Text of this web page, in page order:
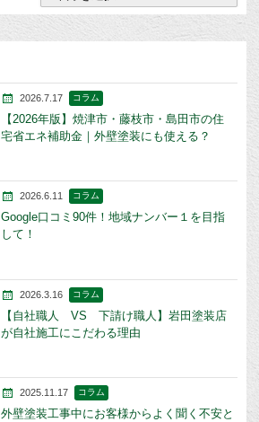
2026.7.17 コラム
【2026年版】焼津市・藤枝市・島田市の住
宅省エネ補助金｜外壁塗装にも使える？
2026.6.11 コラム
Google口コミ90件！地域ナンバー１を目指
して！
2026.3.16 コラム
【自社職人 VS 下請け職人】岩田塗装店
が自社施工にこだわる理由
2025.11.17 コラム
外壁塗装工事中にお客様からよく聞く不安と